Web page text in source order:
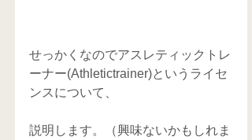
せっかくなのでアスレティックトレ
ーナー(Athletictrainer)というライセ
ンスについて、
説明します。（興味ないかもしれま